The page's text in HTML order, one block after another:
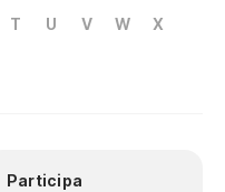
T U V W
X
Participa